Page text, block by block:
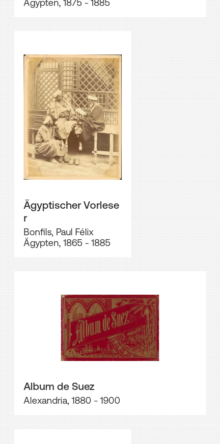
Ägypten, 1875 - 1885
Ägyptischer Vorlese
r
Bonfils, Paul Félix
Ägypten, 1865 - 1885
Album de Suez
Alexandria, 1880 - 1900